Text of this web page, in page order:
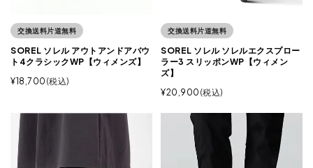
交換送料片道無料
SOREL ソレル アウトアンドアバウ
ト4クラシックWP【ウィメンズ】
¥18,700 税込
交換送料片道無料
SOREL ソレル ソレルエクスプロー
ラー3 スリッポンWP【ウィメン
ズ】
¥20,900 税込